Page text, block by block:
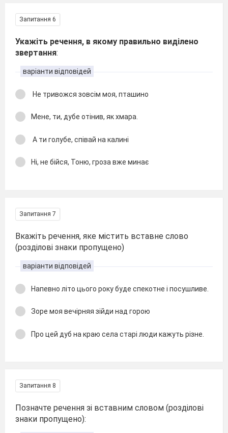
Запитання 6
Укажіть речення, в якому правильно виділено
звертання:
варіанти відповідей
Не тривожся зовсім моя, пташино
Мене, ти, дубе отінив, як хмара.
А ти голубе, співай на калині
Ні, не бійся, Тоню, гроза вже минає
Запитання 7
Вкажіть речення, яке містить вставне слово
(розділові знаки пропущено)
варіанти відповідей
Напевно літо цього року буде спекотне і посушливе.
Зоре моя вечірняя зійди над горою
Про цей дуб на краю села старі люди кажуть різне.
Запитання 8
Позначте речення зі вставним словом (розділові
знаки пропущено):